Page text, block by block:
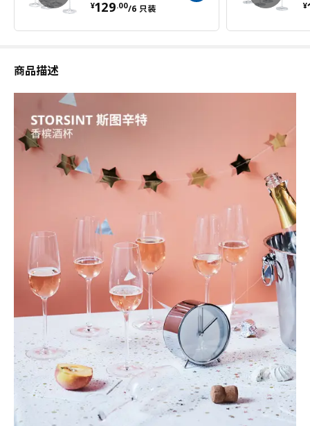
¥129.00/6 只装 ¥
商品描述